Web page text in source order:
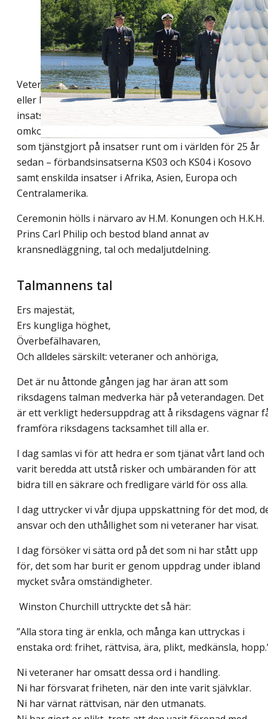
Foto: Riksdagsförvaltningen
Veterandagen syftar till att hedra personal som deltar,
eller har deltagit, i internationella militära eller civila
insatser och att högtidlighålla minnet av stupade och
omkomna. I år uppmärksammades särskilt de veteraner
som tjänstgjort på insatser runt om i världen för 25 år
sedan – förbandsinsatserna KS03 och KS04 i Kosovo
samt enskilda insatser i Afrika, Asien, Europa och
Centralamerika.
Ceremonin hölls i närvaro av H.M. Konungen och H.K.H.
Prins Carl Philip och bestod bland annat av
kransnedläggning, tal och medaljutdelning.
Talmannens tal
Ers majestät,
Ers kungliga höghet,
Överbefälhavaren,
Och alldeles särskilt: veteraner och anhöriga,
Det är nu åttonde gången jag har äran att som
riksdagens talman medverka här på veterandagen. Det
är ett verkligt hedersuppdrag att å riksdagens vägnar
framföra riksdagens tacksamhet till alla er.
I dag samlas vi för att hedra er som tjänat vårt land och
varit beredda att utstå risker och umbäranden för att
bidra till en säkrare och fredligare värld för oss alla.
I dag uttrycker vi vår djupa uppskattning för det mod,
ansvar och den uthållighet som ni veteraner har visat.
I dag försöker vi sätta ord på det som ni har stått upp
för, det som har burit er genom uppdrag under ibland
mycket svåra omständigheter.
Winston Churchill uttryckte det så här:
”Alla stora ting är enkla, och många kan uttryckas i
enstaka ord: frihet, rättvisa, ära, plikt, medkänsla,
Ni veteraner har omsatt dessa ord i handling.
Ni har försvarat friheten, när den inte varit självklar.
Ni har värnat rättvisan, när den utmanats.